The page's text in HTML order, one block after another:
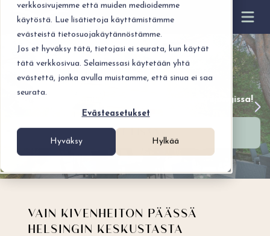
verkkosivujemme että muiden medioidemme
käytöstä. Lue lisätietoja käyttämistämme
evästeistä tietosuojakäytännöstämme.
Jos et hyväksy tätä, tietojasi ei seurata, kun käytät
tätä verkkosivua. Selaimessasi käytetään yhtä
evästettä, jonka avulla muistamme, että sinua ei saa
seurata.
Evästeasetukset
Hyväksy Hylkää
KESÄJUHLAT
Varaa tunnelmalliset kesäjuhlat Soutupaviljongissa!
LUE LISÄÄ
VAIN KIVENHEITON PÄÄSSÄ
HELSINGIN KESKUSTASTA